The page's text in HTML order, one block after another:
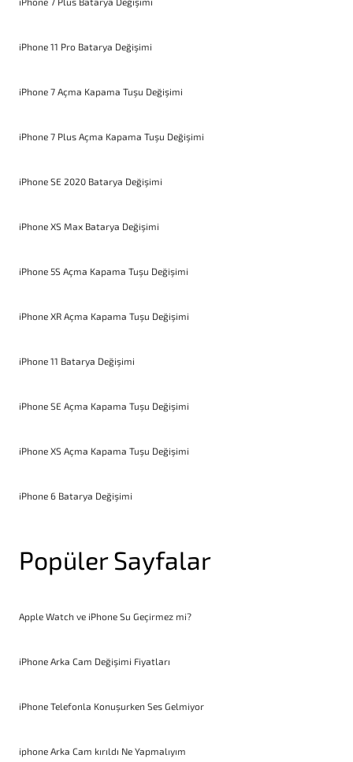
iPhone 11 Pro Batarya Değişimi
iPhone 7 Açma Kapama Tuşu Değişimi
iPhone 7 Plus Açma Kapama Tuşu Değişimi
iPhone SE 2020 Batarya Değişimi
iPhone XS Max Batarya Değişimi
iPhone 5S Açma Kapama Tuşu Değişimi
iPhone XR Açma Kapama Tuşu Değişimi
iPhone 11 Batarya Değişimi
iPhone SE Açma Kapama Tuşu Değişimi
iPhone XS Açma Kapama Tuşu Değişimi
iPhone 6 Batarya Değişimi
Popüler Sayfalar
Apple Watch ve iPhone Su Geçirmez mi?
iPhone Arka Cam Değişimi Fiyatları
iPhone Telefonla Konuşurken Ses Gelmiyor
iphone Arka Cam kırıldı Ne Yapmalıyım